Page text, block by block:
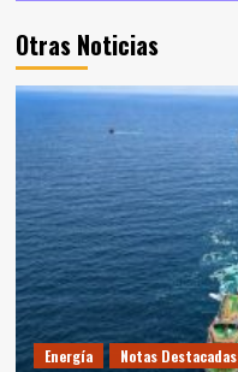
Otras Noticias
Energía Notas Destacadas